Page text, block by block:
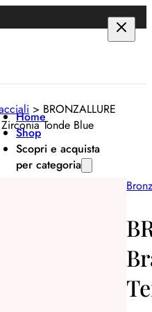
Home
Shop
Scopri e acquista
per categoria
> BRONZALLURE
Tonde Blue